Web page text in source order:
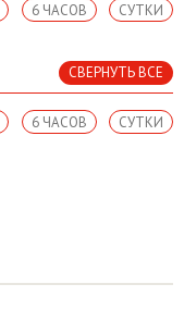
СУТКИ
6 ЧАСОВ
СВЕРНУТЬ ВСЕ
СУТКИ
6 ЧАСОВ